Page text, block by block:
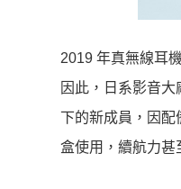
2019 年真無線耳
因此，日系影音
下的新成員，因配
盒使用，續航力甚